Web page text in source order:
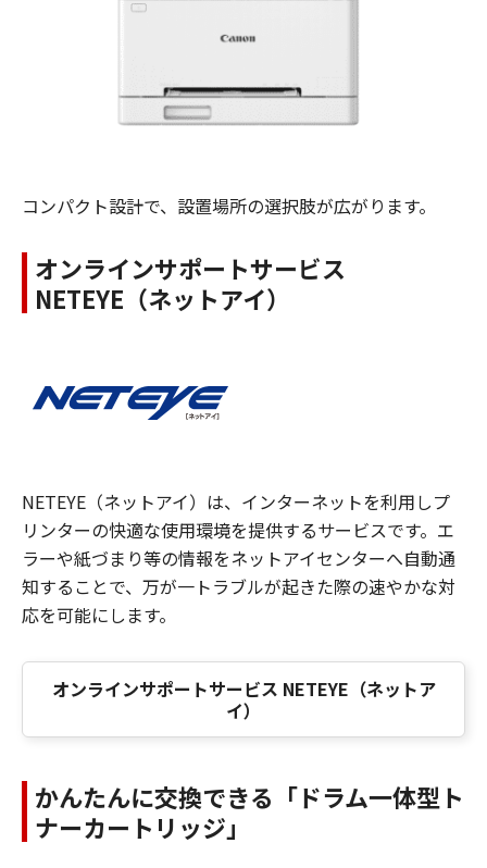
コンパクト設計で、設置場所の選択肢が広がります。
オンラインサポートサービス
NETEYE（ネットアイ）
NETEYE（ネットアイ）は、インターネットを利用しプ
リンターの快適な使用環境を提供するサービスです。エ
ラーや紙づまり等の情報をネットアイセンターへ自動通
知することで、万が一トラブルが起きた際の速やかな対
応を可能にします。
オンラインサポートサービス NETEYE（ネットア
イ）
かんたんに交換できる「ドラム一体型ト
ナーカートリッジ」